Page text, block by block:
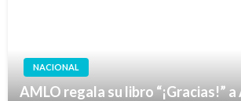
NACIONAL
AMLO regala su libro “¡Gracias!”